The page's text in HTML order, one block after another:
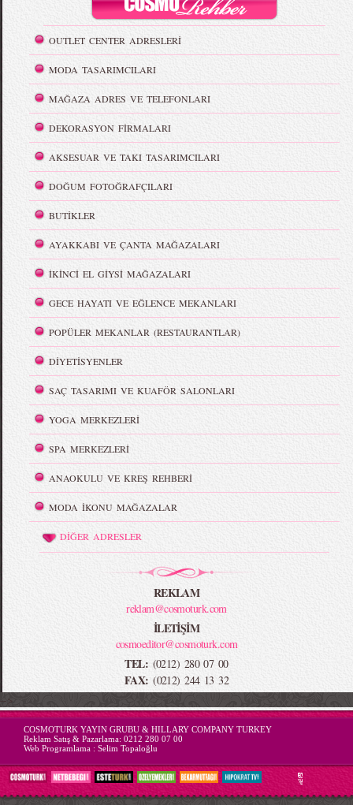
OUTLET CENTER ADRESLERİ
MODA TASARIMCILARI
MAĞAZA ADRES VE TELEFONLARI
DEKORASYON FİRMALARI
AKSESUAR VE TAKI TASARIMCILARI
DOĞUM FOTOĞRAFÇILARI
BUTİKLER
AYAKKABI VE ÇANTA MAĞAZALARI
İKİNCİ EL GİYSİ MAĞAZALARI
GECE HAYATI VE EĞLENCE MEKANLARI
POPÜLER MEKANLAR (RESTAURANTLAR)
DİYETİSYENLER
SAÇ TASARIMI VE KUAFÖR SALONLARI
YOGA MERKEZLERİ
SPA MERKEZLERİ
ANAOKULU VE KREŞ REHBERİ
MODA İKONU MAĞAZALAR
DİĞER ADRESLER
REKLAM
reklam@cosmoturk.com
İLETİŞİM
cosmoeditor@cosmoturk.com
TEL: (0212) 280 07 00
FAX: (0212) 244 13 32
-->
COSMOTURK YAYIN GRUBU & HILLARY COMPANY TURKEY
Reklam Satış & Pazarlama: 0212 280 07 00
Web Programlama : Selim Topaloğlu